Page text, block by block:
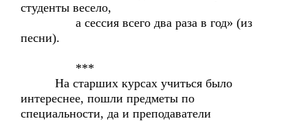
студенты весело,
а сессия всего два раза в год» (из
песни).
***
На старших курсах учиться было
интереснее, пошли предметы по
специальности, да и преподаватели